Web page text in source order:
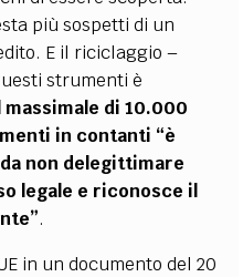
più sospetti di un
E il riciclaggio –
strumenti è
massimale di 10.000
in contanti “è
non delegittimare
legale e riconosce il
.
in un documento del 20